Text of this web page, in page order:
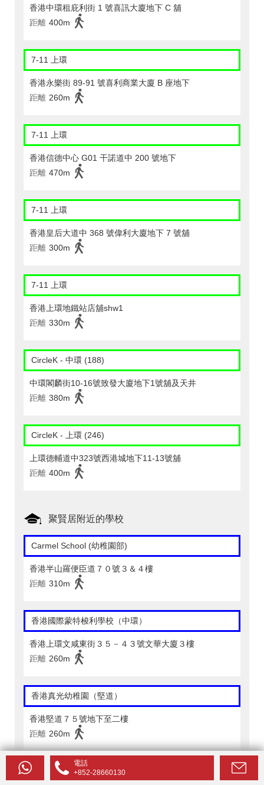
香港中環租庇利街 1 號喜訊大廈地下 C 舖
距離 400m
7-11 上環
香港永樂街 89-91 號喜利商業大廈 B 座地下
距離 260m
7-11 上環
香港信德中心 G01 干諾道中 200 號地下
距離 470m
7-11 上環
香港皇后大道中 368 號偉利大廈地下 7 號舖
距離 300m
7-11 上環
香港上環地鐵站店舖shw1
距離 330m
CircleK - 中環 (188)
中環閣麟街10-16號致發大廈地下1號舖及天井
距離 380m
CircleK - 上環 (246)
上環德輔道中323號西港城地下11-13號舖
距離 400m
聚賢居附近的學校
Carmel School (幼稚園部)
香港半山羅便臣道７０號３＆４樓
距離 310m
香港國際蒙特梭利學校（中環）
香港上環文咸東街３５－４３號文華大廈３樓
距離 260m
香港真光幼稚園（堅道）
香港堅道７５號地下至二樓
距離 260m
香港基督教女青年會戴翰芬幼兒學校
電話
+852-28660130